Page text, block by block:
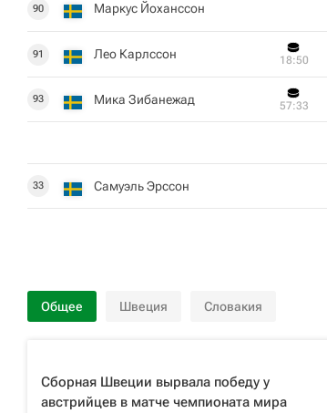
90 Маркус Йоханссон
91 Лео Карлссон 18:50
93 Мика Зибанежад 57:33
33 Самуэль Эрссон
Общее Швеция Словакия
Сборная Швеции вырвала победу у
австрийцев в матче чемпионата мира